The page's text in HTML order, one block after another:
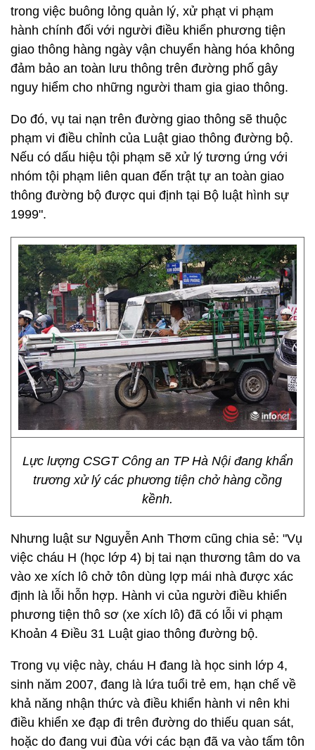
trong việc buông lỏng quản lý, xử phạt vi phạm
hành chính đối với người điều khiển phương tiện
giao thông hàng ngày vận chuyển hàng hóa không
đảm bảo an toàn lưu thông trên đường phố gây
nguy hiểm cho những người tham gia giao thông.
Do đó, vụ tai nạn trên đường giao thông sẽ thuộc
phạm vi điều chỉnh của Luật giao thông đường bộ.
Nếu có dấu hiệu tội phạm sẽ xử lý tương ứng với
nhóm tội phạm liên quan đến trật tự an toàn giao
thông đường bộ được qui định tại Bộ luật hình sự
1999".
Lực lượng CSGT Công an TP Hà Nội đang khẩn
trương xử lý các phương tiện chở hàng cồng
kềnh.
Nhưng luật sư Nguyễn Anh Thơm cũng chia sẻ: "Vụ
việc cháu H (học lớp 4) bị tai nạn thương tâm do va
vào xe xích lô chở tôn dùng lợp mái nhà được xác
định là lỗi hỗn hợp. Hành vi của người điều khiển
phương tiện thô sơ (xe xích lô) đã có lỗi vi phạm
Khoản 4 Điều 31 Luật giao thông đường bộ.
Trong vụ việc này, cháu H đang là học sinh lớp 4,
sinh năm 2007, đang là lứa tuổi trẻ em, hạn chế về
khả năng nhận thức và điều khiển hành vi nên khi
điều khiển xe đạp đi trên đường do thiếu quan sát,
hoặc do đang vui đùa với các bạn đã va vào tấm tôn